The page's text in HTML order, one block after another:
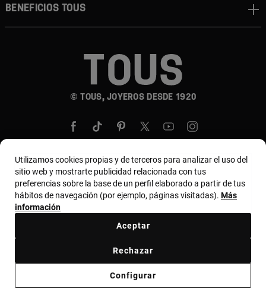
© TOUS, JOYEROS DESDE 1920
BENEFICIOS TOUS
País y moneda:United States Of America / US
Dollar
Código ético de proveedores Bases MYTOUS
Utilizamos cookies propias y de terceros para analizar el uso del
sitio web y mostrarte publicidad relacionada con tus
preferencias sobre la base de un perfil elaborado a partir de tus
hábitos de navegación (por ejemplo, páginas visitadas). Más
información
Configurar
Rechazar
Aceptar